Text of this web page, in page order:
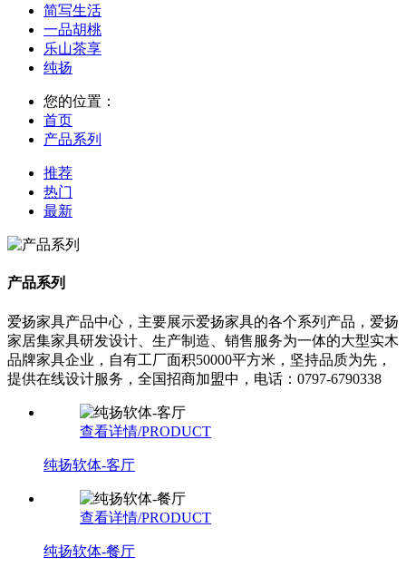
简写生活
一品胡桃
乐山茶享
纯扬
您的位置：
首页
产品系列
推荐
热门
最新
产品系列
爱扬家具产品中心，主要展示爱扬家具的各个系列产品，爱扬
家居集家具研发设计、生产制造、销售服务为一体的大型实木
品牌家具企业，自有工厂面积50000平方米，坚持品质为先，
提供在线设计服务，全国招商加盟中，电话：0797-6790338
查看详情/PRODUCT
纯扬软体-客厅
查看详情/PRODUCT
纯扬软体-餐厅